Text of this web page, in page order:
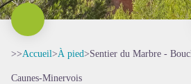
>>Accueil>À pied>Sentier du Marbre -
Caunes-Minervois